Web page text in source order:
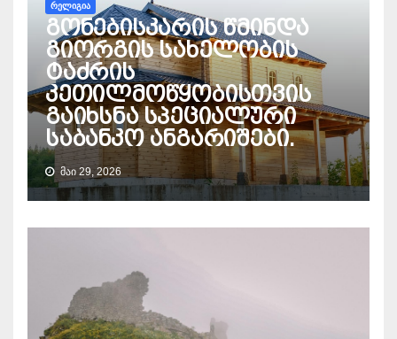
ᲠᲔᲚᲘᲒᲘᲐ
გონებისკარის წმინდა
გიორგის სახელობის
ტაძრის
კეთილმოწყობისთვის
გაიხსნა სპეციალური
საბანკო ანგარიშები.
ᲛᲐᲘ 29, 2026